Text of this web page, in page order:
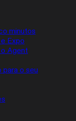
minutos
Expo
Agent
para o seu